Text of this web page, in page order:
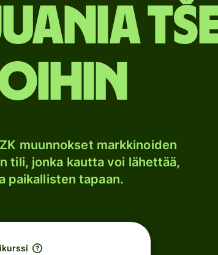
muunnokset markkinoiden
tili, jonka kautta voi lähettää,
paikallisten tapaan.